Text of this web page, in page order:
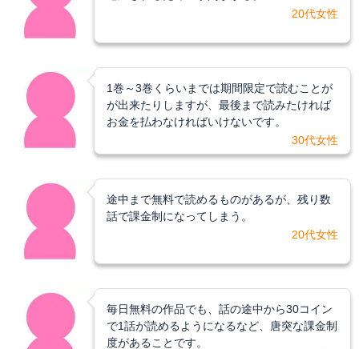
20代女性
1巻～3巻くらいまでは期間限定で読むことが
が出来たりしますが、最後まで読みたければ
お金を払わなければいけないです。
30代女性
途中まで無料で読めるものがあるが、残り数
話で課金制になってしまう。
20代女性
毎日無料の作品でも、話の途中から30コイン
で1話が読めるようになるなど、唐突な課金制
度があることです。